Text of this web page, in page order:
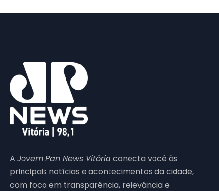
A Jovem Pan News Vitóriaconecta você às
principais notícias e acontecimentos da cidade,
com foco em transparência, relevância e